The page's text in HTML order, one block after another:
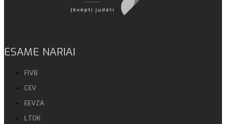
ESAME NARIAI
FIVB
CEV
EEVZA
LTOK